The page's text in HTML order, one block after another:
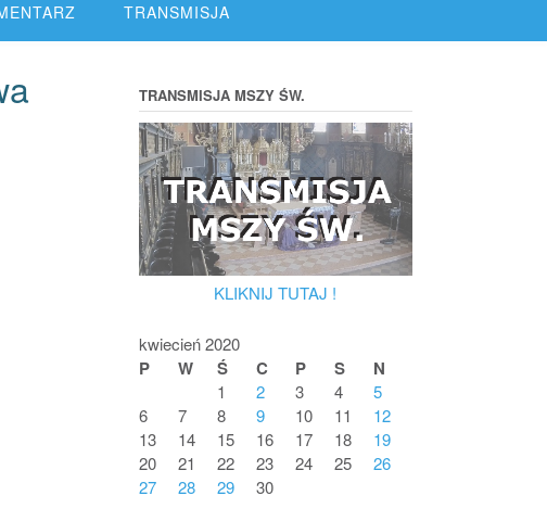
TRANSMISJA
TRANSMISJA MSZY ŚW.
KLIKNIJ TUTAJ !
kwiecień 2020
P W Ś C P S N
1 2 3 4
5
6
7 8 9 10 11
12
13
14 15 16 17 18
19
20
21 22 23 24 25
26
27
28 29 30